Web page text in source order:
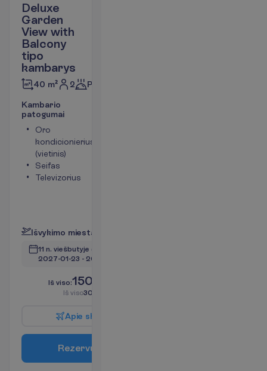
Deluxe
Garden
View with
Balcony
tipo
kambarys
40 m² 2 Pusryčiai
Kambario
patogumai
Oro
kondicionierius
(vietinis)
Seifas
Televizorius
Išvykimo miesta
11 n. viešbutyje (12 n. iš viso)
2027-01-23 - 2027-02-04
Iš viso:1505.00
Iš viso3010.00
Apie sk
Rezervu